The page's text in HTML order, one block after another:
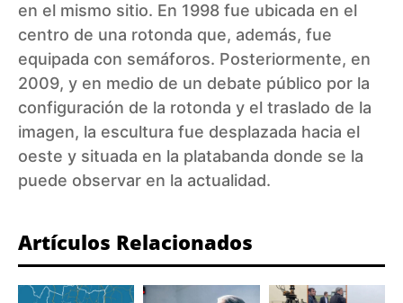
en el mismo sitio. En 1998 fue ubicada en el
centro de una rotonda que, además, fue
equipada con semáforos. Posteriormente, en
2009, y en medio de un debate público por la
configuración de la rotonda y el traslado de la
imagen, la escultura fue desplazada hacia el
oeste y situada en la platabanda donde se la
puede observar en la actualidad.
Artículos Relacionados